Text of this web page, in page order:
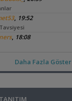
, 19:52
, 18:08
akvaradam,17:34
Aldırma
Daha Fazla Göster